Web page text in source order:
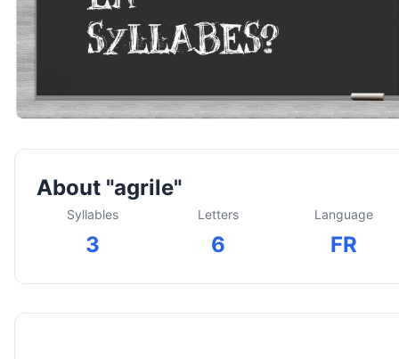
About "agrile"
Syllables
3
Letters
6
Language
FR